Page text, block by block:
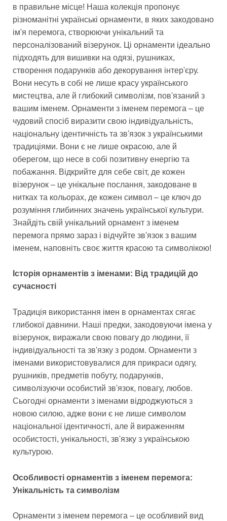
в правильне місце! Наша колекція пропонує
різноманітні українські орнаменти, в яких закодовано
ім'я перемога, створюючи унікальний та
персоналізований візерунок. Ці орнаменти ідеально
підходять для вишивки на одязі, рушниках,
створення подарунків або декорування інтер'єру.
Вони несуть в собі не лише красу українського
мистецтва, але й глибокий символізм, пов'язаний з
вашим іменем. Орнаменти з іменем перемога – це
чудовий спосіб виразити свою індивідуальність,
національну ідентичність та зв'язок з українськими
традиціями. Вони є не лише окрасою, але й
оберегом, що несе в собі позитивну енергію та
побажання. Відкрийте для себе світ, де кожен
візерунок – це унікальне послання, закодоване в
нитках та кольорах, де кожен символ – це ключ до
розуміння глибинних значень української культури.
Знайдіть свій унікальний орнамент з іменем
перемога прямо зараз і відчуйте зв'язок з вашим
іменем, наповніть своє життя красою та символікою!
Історія орнаментів з іменами: Від традицій до
сучасності
Традиція використання імен в орнаментах сягає
глибокої давнини. Наші предки, закодовуючи імена у
візерунок, виражали свою повагу до людини, її
індивідуальності та зв'язку з родом. Орнаменти з
іменами використовувалися для прикраси одягу,
рушників, предметів побуту, подарунків,
символізуючи особистий зв'язок, повагу, любов.
Сьогодні орнаменти з іменами відроджуються з
новою силою, адже вони є не лише символом
національної ідентичності, але й вираженням
особистості, унікальності, зв'язку з українською
культурою.
Особливості орнаментів з іменем перемога:
Унікальність та символізм
Орнаменти з іменем перемога – це особливий вид